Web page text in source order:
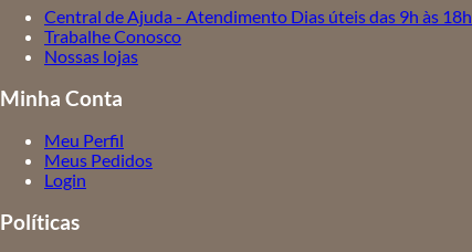
Central de Ajuda - Atendimento Dias úteis das 9h às 18h
Trabalhe Conosco
Nossas lojas
Minha Conta
Meu Perfil
Meus Pedidos
Login
Políticas